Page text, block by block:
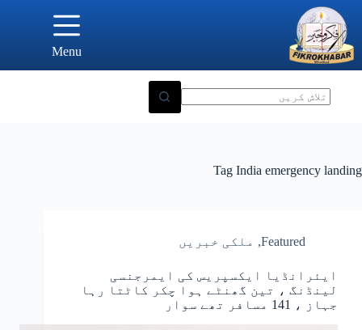
content
Menu
Tag India emergency landing
Featured
, ملکی خبریں
ایئرانڈیا ایکسپریس کی ایمرجنسی
لینڈنگ ، تین گھنٹے ہوا چکر کاٹتا رہا
جہاز ، 141 مسافر تھے سوار